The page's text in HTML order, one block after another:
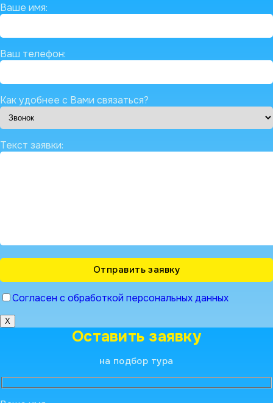
Ваше имя:
Ваш телефон:
Как удобнее с Вами связаться?
Текст заявки:
Согласен с обработкой персональных данных
X
Оставить заявку
на подбор тура